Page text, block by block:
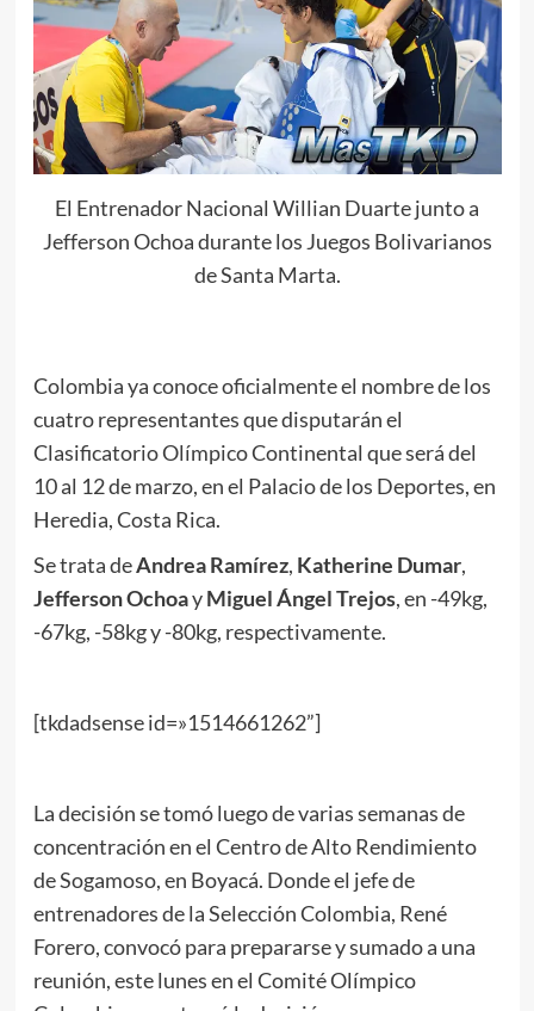
El Entrenador Nacional Willian Duarte junto a
Jefferson Ochoa durante los Juegos Bolivarianos
de Santa Marta.
Colombia ya conoce oficialmente el nombre de los
cuatro representantes que disputarán el
Clasificatorio Olímpico Continental que será del
10 al 12 de marzo, en el Palacio de los Deportes, en
Heredia, Costa Rica.
Se trata deAndrea Ramírez, Katherine Dumar,
Jefferson OchoayMiguel Ángel Trejos, en -49kg,
-67kg, -58kg y -80kg, respectivamente.
[tkdadsense id=»1514661262”]
La decisión se tomó luego de varias semanas de
concentración en el Centro de Alto Rendimiento
de Sogamoso, en Boyacá. Donde el jefe de
entrenadores de la Selección Colombia, René
Forero, convocó para prepararse y sumado a una
reunión, este lunes en el Comité Olímpico